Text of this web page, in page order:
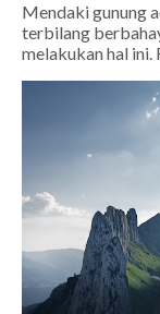
Mendaki gunung
terbilang
melakukan hal ini.